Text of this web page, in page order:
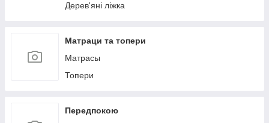
Дерев'яні ліжка
Матраци та топери
Матрасы
Топери
Передпокою